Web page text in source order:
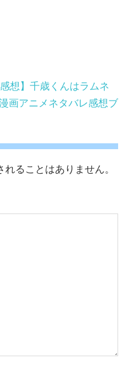
感想】千歳くんはラムネ
画アニメネタバレ感想ブ
ることはありません。